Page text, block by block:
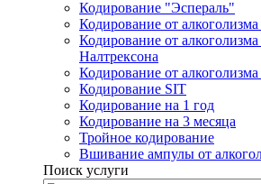
Кодирование "Эспераль"
Кодирование от
Кодирование от
Налтрексона
Кодирование от
Кодирование SIT
Кодирование на 1 год
Кодирование на 3 месяца
Тройное кодирование
Вшивание ампулы от
Поиск услуги